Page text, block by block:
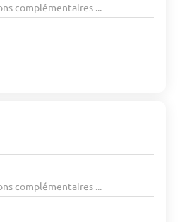
complémentaires ...
complémentaires ...